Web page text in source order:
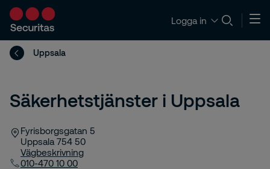
Logga in
Uppsala
Säkerhetstjänster i Uppsala
Fyrisborgsgatan 5
Uppsala 754 50
Vägbeskrivning
010-470 10 00